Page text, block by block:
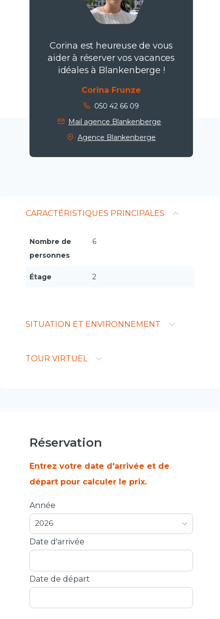
Corina est heureuse de vous
aider à réserver vos vacances
idéales à Blankenberge !
Corina Frunze
050 42 66 09
Mail agence Blankenberge
Agence Blankenberge
CARACTÉRISTIQUES PRINCIPALES
Nombre de
personnes
6
Étage 2
SITUATION ET ENVIRONNEMENT
TOUR VIRTUEL
Réservation
Entrez votre date d'arrivée et de
départ pour calculer le prix.
Année
2026
Date d'arrivée
Date de départ